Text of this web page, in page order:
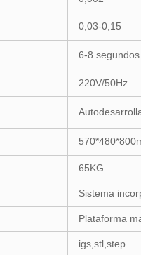
0,03-0,15
6-8
220V/50Hz
65KG
Sistema
Plataforma
igs,stl,step